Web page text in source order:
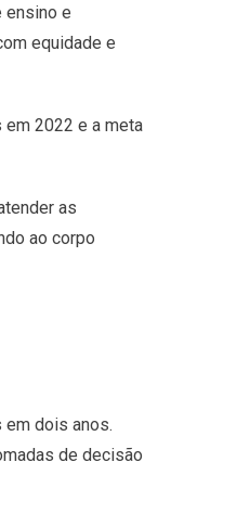
ensino e
equidade e
em 2022 e a meta
as
ao corpo
em dois anos.
de decisão